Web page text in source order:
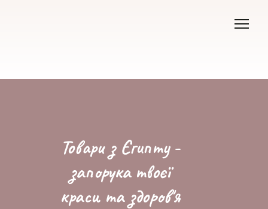
Товари з Єгипту -
запорука твоєї
краси та здоров'я